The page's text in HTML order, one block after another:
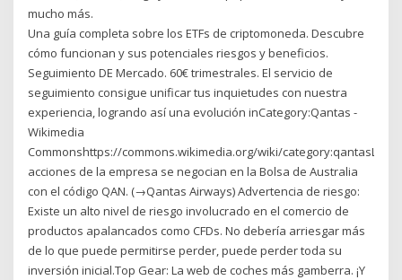
mucho más.
Una guía completa sobre los ETFs de criptomoneda. Descubre
cómo funcionan y sus potenciales riesgos y beneficios.
Seguimiento DE Mercado. 60€ trimestrales. El servicio de
seguimiento consigue unificar tus inquietudes con nuestra
experiencia, logrando así una evolución inCategory:Qantas -
Wikimedia
Commonshttps://commons.wikimedia.org/wiki/category:qantasLas
acciones de la empresa se negocian en la Bolsa de Australia
con el código QAN. (→Qantas Airways) Advertencia de riesgo:
Existe un alto nivel de riesgo involucrado en el comercio de
productos apalancados como CFDs. No debería arriesgar más
de lo que puede permitirse perder, puede perder toda su
inversión inicial.Top Gear: La web de coches más gamberra. ¡Y